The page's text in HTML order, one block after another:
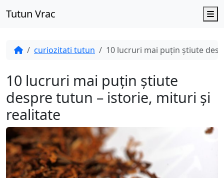
Tutun Vrac
curiozitati tutun 10 lucruri mai puțin știute
10 lucruri mai puțin știute
despre tutun – istorie, mituri și
realitate